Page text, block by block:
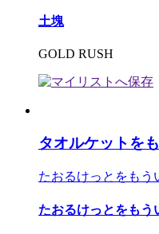
土塊
GOLD RUSH
タオルケットを
たおるけっとをもう
たおるけっとをもう